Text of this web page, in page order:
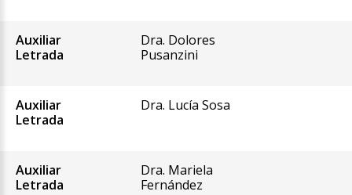
Auxiliar
Letrada
Dra. Dolores
Pusanzini
Auxiliar
Letrada
Dra. Lucía Sosa
Auxiliar
Letrada
Dra. Mariela
Fernández